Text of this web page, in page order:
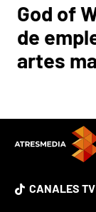
God of
de
artes
CANALES